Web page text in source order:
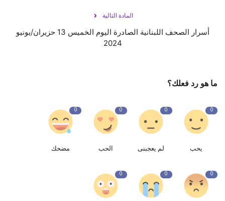
المادة التالية
أسرار الصحف اللبنانية الصادرة اليوم الخميس 13 حزيران/يونيو
2024
ما هو رد فعلك؟
0
يحب
0
لم يعجبنى
0
الحب
0
مضحك
0
0
0